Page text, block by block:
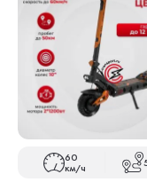
60
км/ч